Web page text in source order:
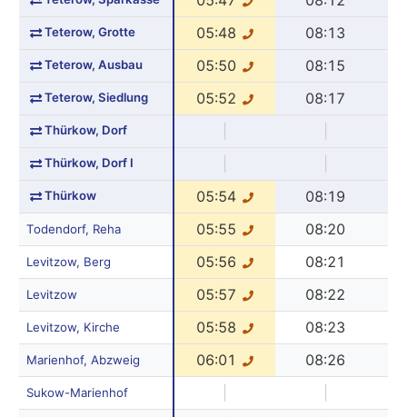
Teterow, Grotte 05:48 08:13
Teterow, Ausbau 05:50 08:15
Teterow, Siedlung 05:52 08:17
Thürkow, Dorf
Thürkow, Dorf I
Thürkow 05:54 08:19
Todendorf, Reha 05:55 08:20
Levitzow, Berg 05:56 08:21
Levitzow 05:57 08:22
Levitzow, Kirche 05:58 08:23
Marienhof, Abzweig 06:01 08:26
Sukow-Marienhof